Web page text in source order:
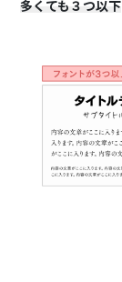
多くても３つ以下